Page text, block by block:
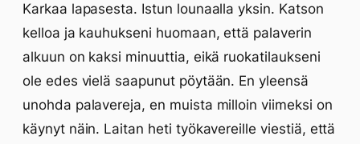
Karkaa lapasesta. Istun lounaalla yksin. Katson
kelloa ja kauhukseni huomaan, että palaverin
alkuun on kaksi minuuttia, eikä ruokatilaukseni
ole edes vielä saapunut pöytään. En yleensä
unohda palavereja, en muista milloin viimeksi on
käynyt näin. Laitan heti työkavereille viestiä, että